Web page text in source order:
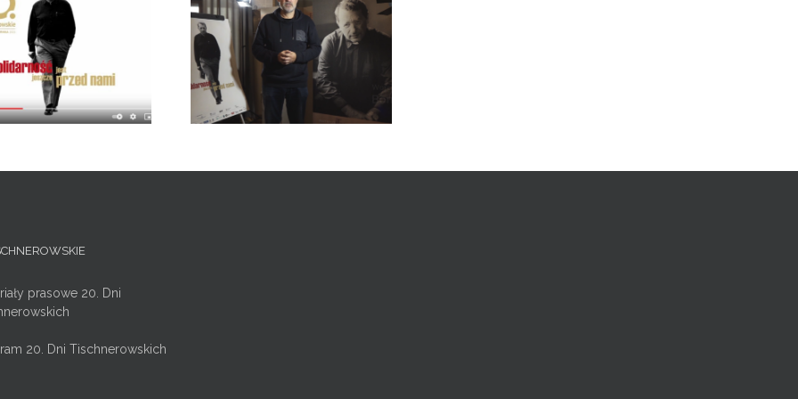
Wojciech Bonowicz przybliża
myśl główną 20
jubileuszowych Dni
Tischnerowskich
prasowe 20. Dni
20. Dni Tischnerowskich